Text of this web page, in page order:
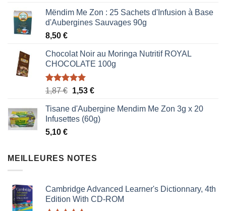
Mëndim Me Zon : 25 Sachets d'Infusion à Base
d'Aubergines Sauvages 90g
8,50 €
Chocolat Noir au Moringa Nutritif ROYAL
CHOCOLATE 100g
Note5.00
1,87€ Le
initial
était :
1,53 €Le
actuel
est :
Tisane d'Aubergine Mendim Me Zon 3g x 20
Infusettes (60g)
5,10 €
MEILLEURES NOTES
Cambridge Advanced Learner's Dictionnary, 4th
Edition With CD-ROM